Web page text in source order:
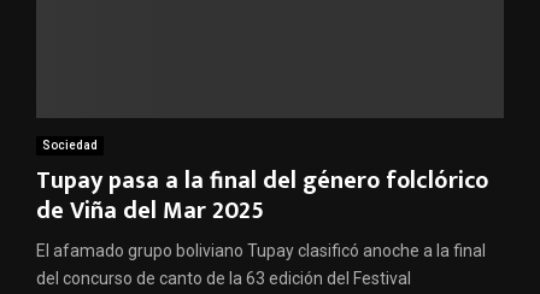
Sociedad
Tupay pasa a la final del género folclórico
de Viña del Mar 2025
El afamado grupo boliviano Tupay clasificó anoche a la final
del concurso de canto de la 63 edición del Festival